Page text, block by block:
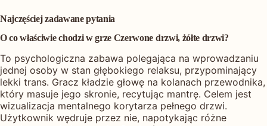
Najczęściej zadawane pytania
O co właściwie chodzi w grze Czerwone drzwi, żółte drzwi?
To psychologiczna zabawa polegająca na wprowadzaniu
jednej osoby w stan głębokiego relaksu, przypominający
lekki trans. Gracz kładzie głowę na kolanach przewodnika,
który masuje jego skronie, recytując mantrę. Celem jest
wizualizacja mentalnego korytarza pełnego drzwi.
Użytkownik wędruje przez nie, napotykając różne